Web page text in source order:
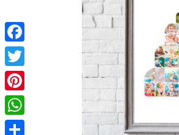
Facebook
Twitter
Pinterest
WhatsApp